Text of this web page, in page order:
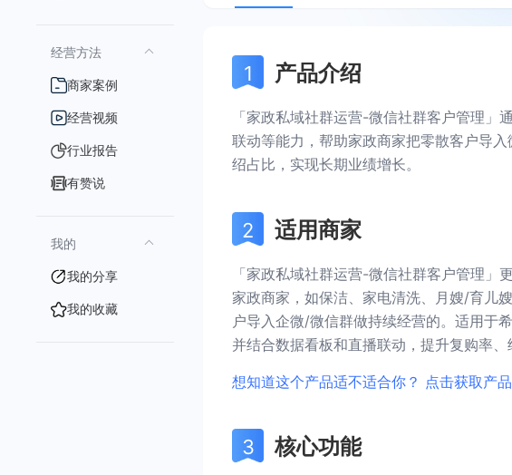
经营方法
商家案例
经营视频
行业报告
有赞说
我的
我的分享
我的收藏
产品介绍
「家政私域社群运营-微信社群客户管理」
联动等能力，帮助家政商家把零散客户导
绍占比，实现长期业绩增长。
适用商家
「家政私域社群运营-微信社群客户管理
家政商家，如保洁、家电清洗、月嫂/育儿
户导入企微/微信群做持续经营的。适用于
并结合数据看板和直播联动，提升复购率
想知道这个产品适不适合你？ 点击获取产
核心功能